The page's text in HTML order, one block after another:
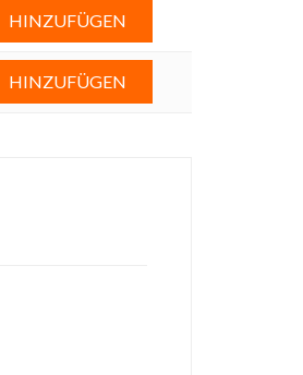
HINZUFÜGEN
HINZUFÜGEN